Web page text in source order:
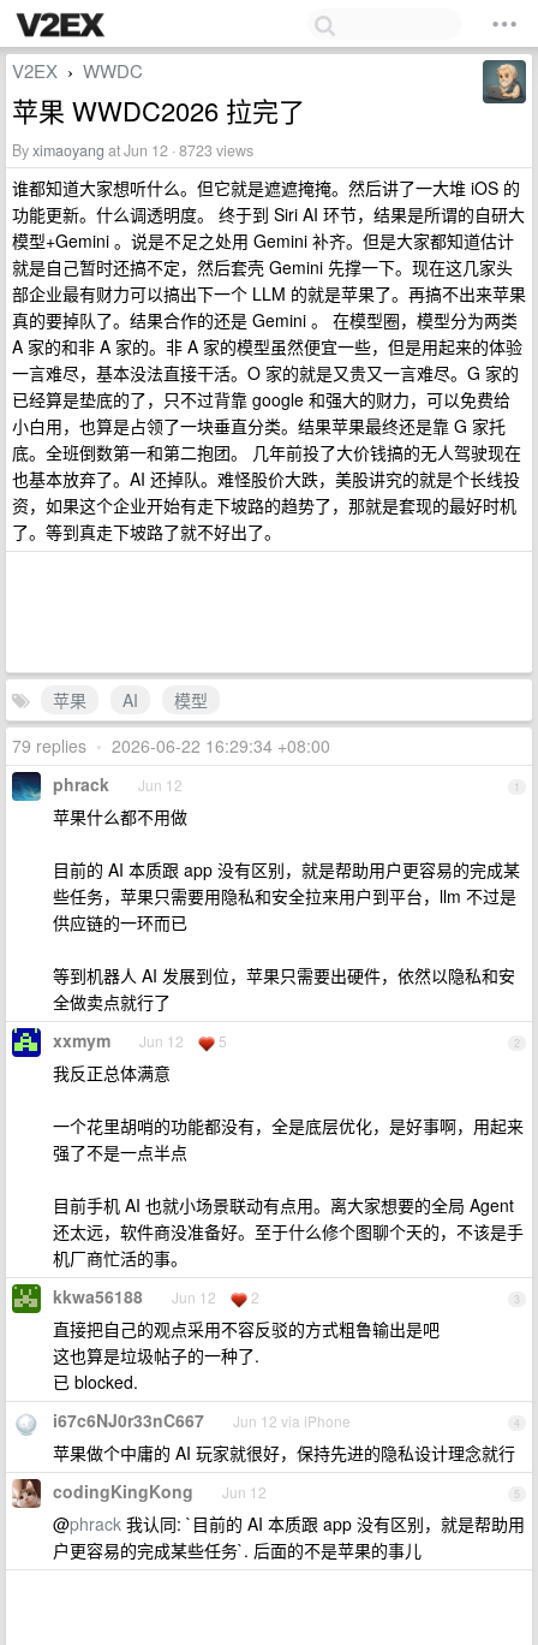
V2EX › WWDC
苹果 WWDC2026 拉完了
Byximaoyang at Jun 12 · 8723 views
谁都知道大家想听什么。但它就是遮遮掩掩。然后讲了一大堆 iOS 的
功能更新。什么调透明度。 终于到 Siri AI 环节，结果是所谓的自研大
模型+Gemini 。说是不足之处用 Gemini 补齐。但是大家都知道估计
就是自己暂时还搞不定，然后套壳 Gemini 先撑一下。现在这几家头
部企业最有财力可以搞出下一个 LLM 的就是苹果了。再搞不出来苹果
真的要掉队了。结果合作的还是 Gemini 。 在模型圈，模型分为两类
A 家的和非 A 家的。非 A 家的模型虽然便宜一些，但是用起来的体验
一言难尽，基本没法直接干活。O 家的就是又贵又一言难尽。G 家的
已经算是垫底的了，只不过背靠 google 和强大的财力，可以免费给
小白用，也算是占领了一块垂直分类。结果苹果最终还是靠 G 家托
底。全班倒数第一和第二抱团。 几年前投了大价钱搞的无人驾驶现在
也基本放弃了。AI 还掉队。难怪股价大跌，美股讲究的就是个长线投
资，如果这个企业开始有走下坡路的趋势了，那就是套现的最好时机
了。等到真走下坡路了就不好出了。
苹果 AI
模型
79 replies • 2026-06-22 16:29:34 +08:00
1
phrack Jun 12
苹果什么都不用做
目前的 AI 本质跟 app 没有区别，就是帮助用户更容易的完成某
些任务，苹果只需要用隐私和安全拉来用户到平台，llm 不过是
供应链的一环而已
等到机器人 AI 发展到位，苹果只需要出硬件，依然以隐私和安
全做卖点就行了
2
xxmym Jun 12 5
我反正总体满意
一个花里胡哨的功能都没有，全是底层优化，是好事啊，用起来
强了不是一点半点
目前手机 AI 也就小场景联动有点用。离大家想要的全局 Agent
还太远，软件商没准备好。至于什么修个图聊个天的，不该是手
机厂商忙活的事。
3
kkwa56188 Jun 12 2
直接把自己的观点采用不容反驳的方式粗鲁输出是吧
这也算是垃圾帖子的一种了.
已 blocked.
4
i67c6NJ0r33nC667 Jun 12 via iPhone
苹果做个中庸的 AI 玩家就很好，保持先进的隐私设计理念就行
5
codingKingKong Jun 12
@phrack 我认同: `目前的 AI 本质跟 app 没有区别，就是帮助用
户更容易的完成某些任务`. 后面的不是苹果的事儿